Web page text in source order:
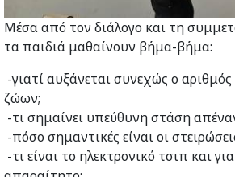
Μέσα από τον διάλογο και τη
τα παιδιά μαθαίνουν βήμα-βήμα:
-γιατί αυξάνεται συνεχώς ο
ζώων;
-τι σημαίνει υπεύθυνη στάση
-πόσο σημαντικές είναι οι
-τι είναι το ηλεκτρονικό τσιπ και